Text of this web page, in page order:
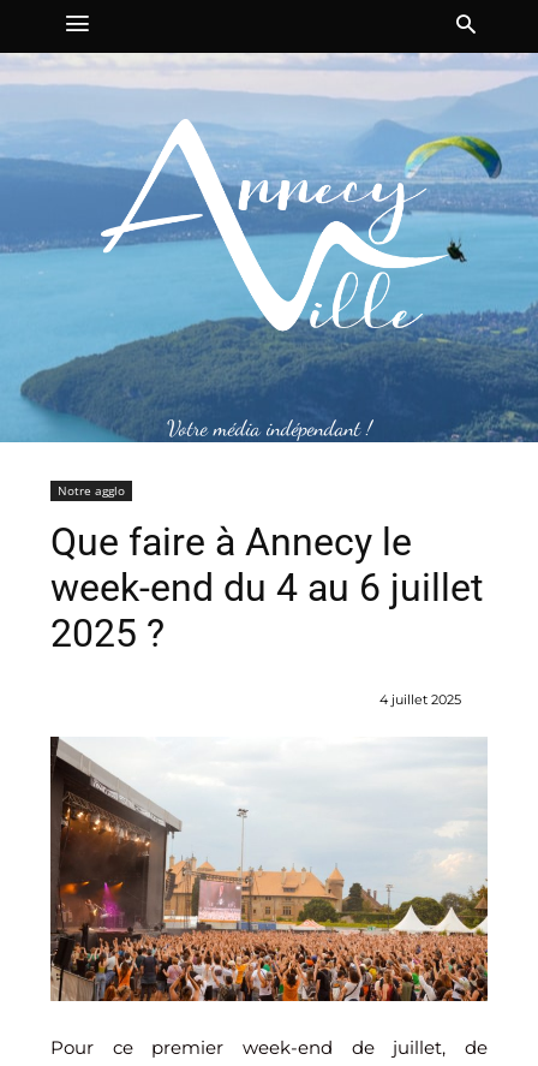
Votre média indépendant !
Notre agglo
Que faire à Annecy le
week-end du 4 au 6 juillet
2025 ?
4 juillet 2025
Pour ce premier week-end de juillet, de